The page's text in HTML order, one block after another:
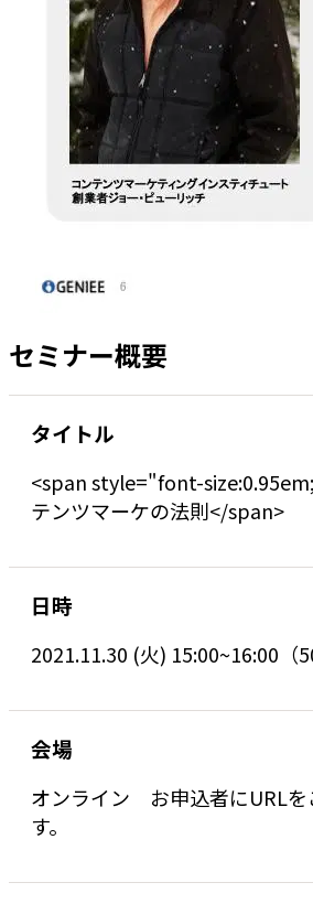
セミナー概要
タイトル
<span style="font-
テンツマーケの法則</span>
日時
2021.11.30 (火) 15:00~16:00（
会場
オンライン お申込者にURLを
す。